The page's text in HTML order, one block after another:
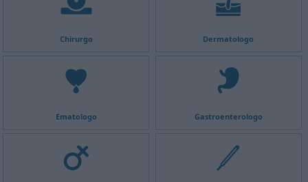
Chirurgo Dermatologo
Ematologo Gastroenterologo